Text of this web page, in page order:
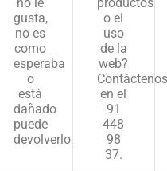
gusta,
no es
como
esperaba
o
está
dañado
puede
devolverlo.
o el
uso
de la
web?
Contáctenos
en el
91
448
98
37.